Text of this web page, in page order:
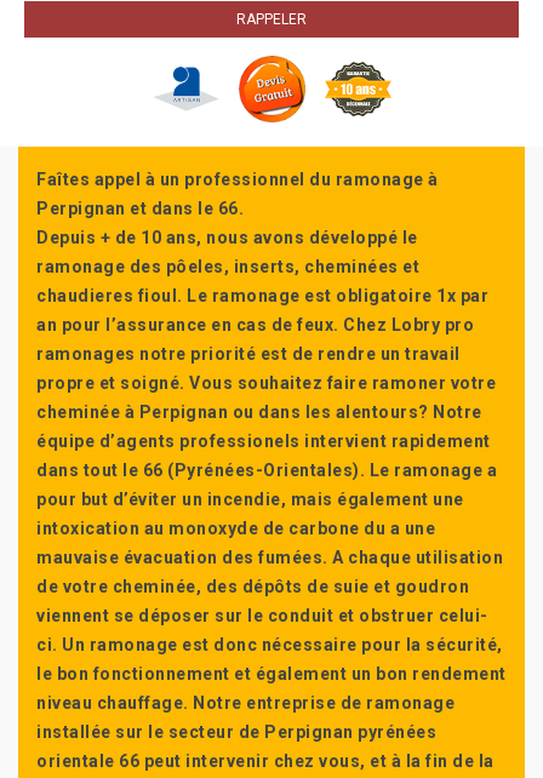
Faîtes appel à un professionnel du ramonage à
Perpignan et dans le 66.
Depuis + de 10 ans, nous avons développé le
ramonage des pôeles, inserts, cheminées et
chaudieres fioul. Le ramonage est obligatoire 1x par
an pour l’assurance en cas de feux. Chez Lobry pro
ramonages notre priorité est de rendre un travail
propre et soigné. Vous souhaitez faire ramoner votre
cheminée à Perpignan ou dans les alentours? Notre
équipe d’agents professionels intervient rapidement
dans tout le 66 (Pyrénées-Orientales). Le ramonage a
pour but d’éviter un incendie, mais également une
intoxication au monoxyde de carbone du a une
mauvaise évacuation des fumées. A chaque utilisation
de votre cheminée, des dépôts de suie et goudron
viennent se déposer sur le conduit et obstruer celui-
ci. Un ramonage est donc nécessaire pour la sécurité,
le bon fonctionnement et également un bon rendement
niveau chauffage. Notre entreprise de ramonage
installée sur le secteur de Perpignan pyrénées
orientale 66 peut intervenir chez vous, et à la fin de la